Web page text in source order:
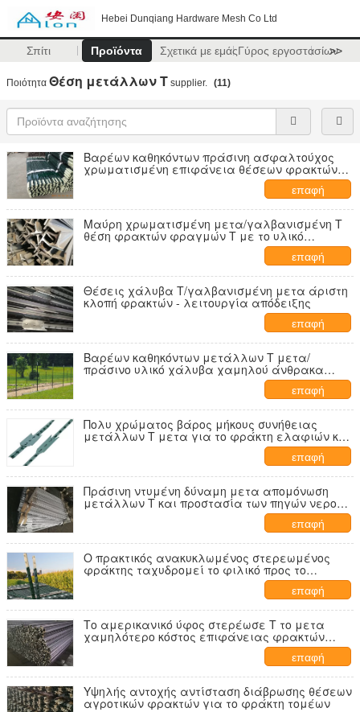
Hebei Dunqiang Hardware Mesh Co Ltd
Σπίτι Προϊόντα Σχετικά με εμάςΓύρος εργοστασίων
>>
Ποιότητα Θέση μετάλλων Τ supplier. (11)
Βαρέων καθηκόντων πράσινη ασφαλτούχος
χρωματισμένη επιφάνεια θέσεων φρακτών
θέσεων/αγροκτημάτων μετάλλων Τ
επαφή
Μαύρη χρωματισμένη μετα/γαλβανισμένη Τ
θέση φρακτών φραγμών Τ με το υλικό
επαφή
Θέσεις χάλυβα Τ/γαλβανισμένη μετα άριστη
κλοπή φρακτών - λειτουργία απόδειξης
επαφή
Βαρέων καθηκόντων μετάλλων Τ μετα/
πράσινο υλικό χάλυβα χαμηλού άνθρακα
επαφή
Πολυ χρώματος βάρος μήκους συνήθειας
μετάλλων Τ μετα για το φράκτη ελαφιών και
επαφή
Πράσινη ντυμένη δύναμη μετα απομόνωση
μετάλλων Τ και προστασία των πηγών νερού
επαφή
Ο πρακτικός ανακυκλωμένος στερεωμένος
φράκτης ταχυδρομεί το φιλικό προς το
επαφή
Το αμερικανικό ύφος στερέωσε Τ το μετα
χαμηλότερο κόστος επιφάνειας φρακτών
καυτό βυθισμένο γαλβανισμένο
επαφή
Υψηλής αντοχής αντίσταση διάβρωσης θέσεων
αγροτικών φρακτών για το φράκτη τομέων